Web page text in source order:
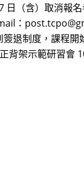
（含）取消報名
：
退制度，課程開
背架示範研習會